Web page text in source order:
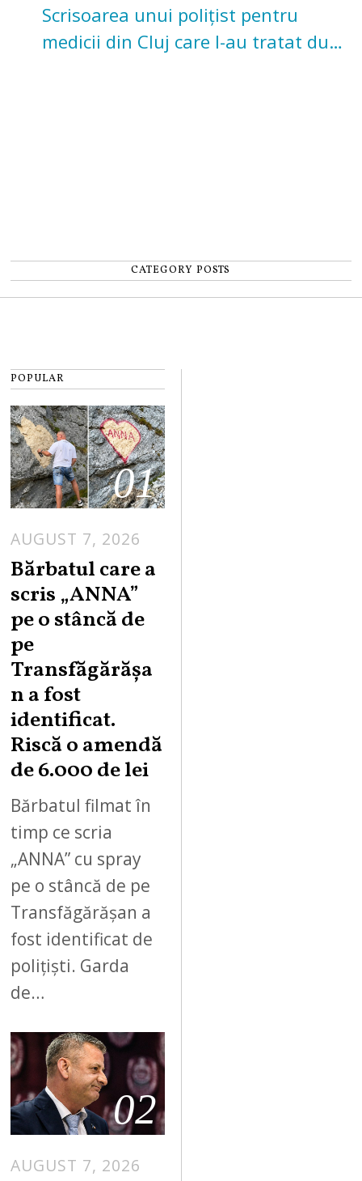
Scrisoarea unui polițist pentru
medicii din Cluj care l-au tratat după
CATEGORY POSTS
POPULAR
01
AUGUST 7, 2026
Bărbatul care a
scris „ANNA”
pe o stâncă de
pe
Transfăgărășa
n a fost
identificat.
Riscă o amendă
de 6.000 de lei
Bărbatul filmat în
timp ce scria
„ANNA” cu spray
pe o stâncă de pe
Transfăgărășan a
fost identificat de
polițiști. Garda
de…
02
AUGUST 7, 2026